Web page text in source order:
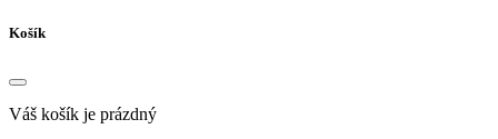
Košík
Váš košík je prázdný